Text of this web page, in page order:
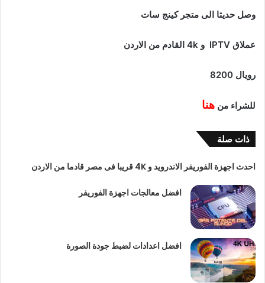
وصل حديثا الى متجر كينج سات
عملاق IPTV و 4k القادم من الاردن
رويال 8200
للشراء من هنا
ذات صلة
احدث اجهزة الفوريفر الاندرويد و 4K قريبا فى مصر قادما من الاردن
افضل معالجات اجهزة الفوريفر
افضل اعدادات لضبط جودة الصورة